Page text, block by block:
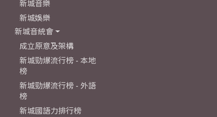
新城音樂
新城娛樂
新城音統會
成立原意及架構
新城勁爆流行榜 - 本地
榜
新城勁爆流行榜 - 外語
榜
新城國語力排行榜